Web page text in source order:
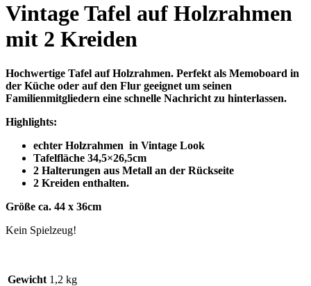
Vintage Tafel auf Holzrahmen
mit 2 Kreiden
Hochwertige Tafel auf Holzrahmen. Perfekt als Memoboard in
der Küche oder auf den Flur geeignet um seinen
Familienmitgliedern eine schnelle Nachricht zu hinterlassen.
Highlights:
echter Holzrahmen in Vintage Look
Tafelfläche 34,5×26,5cm
2 Halterungen aus Metall an der Rückseite
2 Kreiden enthalten.
Größe ca. 44 x 36cm
Kein Spielzeug!
Gewicht 1,2 kg